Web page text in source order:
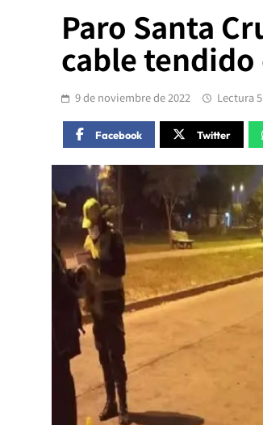
Paro Santa
cable
9 de noviembre de 2022 Lectura
Facebook Twitter